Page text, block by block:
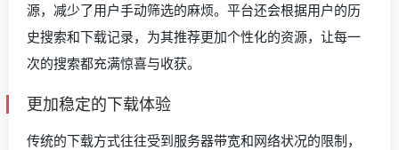
源，减少了用户手动筛选的麻烦。平台还会根据用户的历
史搜索和下载记录，为其推荐更加个性化的资源，让每一
次的搜索都充满惊喜与收获。
更加稳定的下载体验
传统的下载方式往往受到服务器带宽和网络状况的限制，